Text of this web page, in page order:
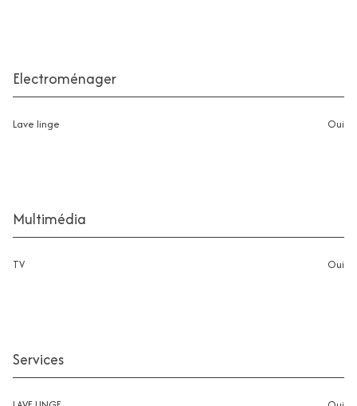
Electroménager
Lave linge oui
Multimédia
TV oui
Services